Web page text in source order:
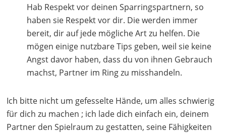
Hab Respekt vor deinen Sparringspartnern, so
haben sie Respekt vor dir. Die werden immer
bereit, dir auf jede mögliche Art zu helfen. Die
mögen einige nutzbare Tips geben, weil sie keine
Angst davor haben, dass du von ihnen Gebrauch
machst, Partner im Ring zu misshandeln.
Ich bitte nicht um gefesselte Hände, um alles schwierig
für dich zu machen ; ich lade dich einfach ein, deinem
Partner den Spielraum zu gestatten, seine Fähigkeiten